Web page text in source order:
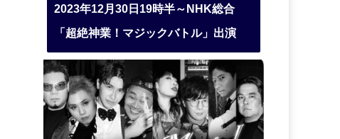
2023年12月30日19時半～NHK総合
「超絶神業！マジックバトル」出演